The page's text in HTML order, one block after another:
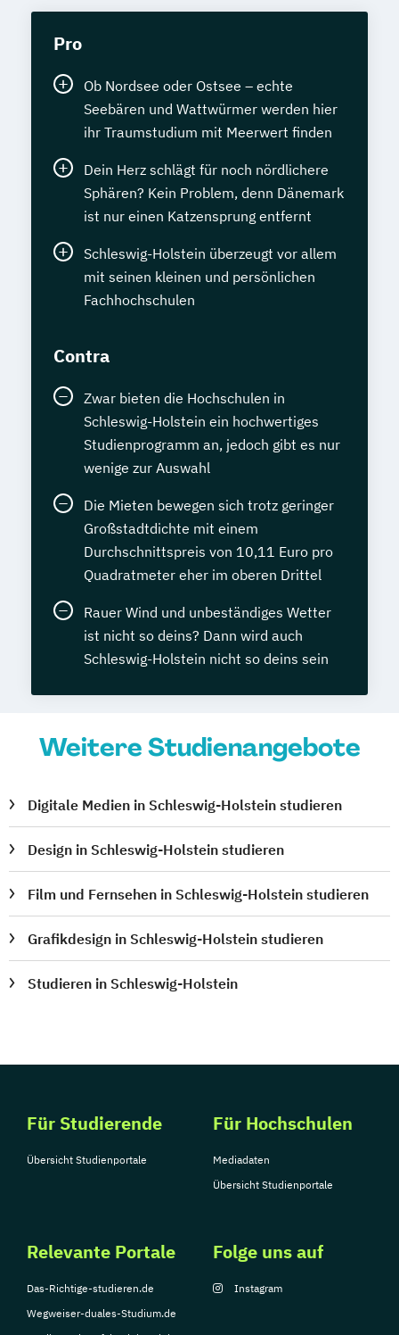
Pro
Ob Nordsee oder Ostsee – echte
Seebären und Wattwürmer werden hier
ihr Traumstudium mit Meerwert finden
Dein Herz schlägt für noch nördlichere
Sphären? Kein Problem, denn Dänemark
ist nur einen Katzensprung entfernt
Schleswig-Holstein überzeugt vor allem
mit seinen kleinen und persönlichen
Fachhochschulen
Contra
Zwar bieten die Hochschulen in
Schleswig-Holstein ein hochwertiges
Studienprogramm an, jedoch gibt es nur
wenige zur Auswahl
Die Mieten bewegen sich trotz geringer
Großstadtdichte mit einem
Durchschnittspreis von 10,11 Euro pro
Quadratmeter eher im oberen Drittel
Rauer Wind und unbeständiges Wetter
ist nicht so deins? Dann wird auch
Schleswig-Holstein nicht so deins sein
Weitere Studienangebote
Digitale Medien in Schleswig-Holstein studieren
Design in Schleswig-Holstein studieren
Film und Fernsehen in Schleswig-Holstein studieren
Grafikdesign in Schleswig-Holstein studieren
Studieren in Schleswig-Holstein
Für Studierende
Übersicht Studienportale
Für Hochschulen
Mediadaten
Übersicht Studienportale
Relevante Portale
Das-Richtige-studieren.de
Wegweiser-duales-Studium.de
Folge uns auf
Instagram